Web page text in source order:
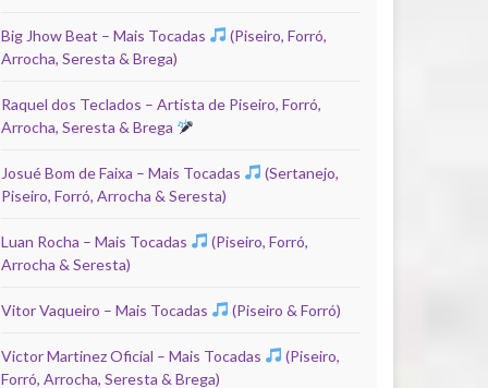
Big Jhow Beat – Mais Tocadas
(Piseiro, Forró,
Arrocha, Seresta & Brega)
Raquel dos Teclados – Artista de Piseiro, Forró,
Arrocha, Seresta & Brega
Josué Bom de Faixa – Mais Tocadas
(Sertanejo,
Piseiro, Forró, Arrocha & Seresta)
Luan Rocha – Mais Tocadas
(Piseiro, Forró,
Arrocha & Seresta)
Vitor Vaqueiro – Mais Tocadas (Piseiro & Forró)
Victor Martinez Oficial – Mais Tocadas
(Piseiro,
Forró, Arrocha, Seresta & Brega)